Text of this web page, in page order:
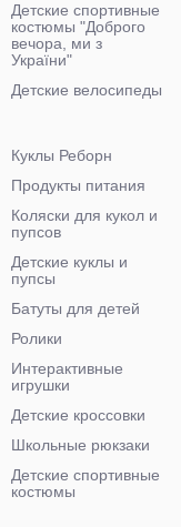
Детские спортивные
костюмы "Доброго
вечора, ми з
України"
Детские велосипеды
Куклы Реборн
Продукты питания
Коляски для кукол и
пупсов
Детские куклы и
пупсы
Батуты для детей
Ролики
Интерактивные
игрушки
Детские кроссовки
Школьные рюкзаки
Детские спортивные
костюмы